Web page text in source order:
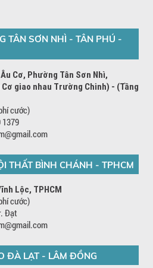
TÂN SƠN NHÌ - TÂN PHÚ -
Cơ, Phường Tân Sơn Nhì,
Cơ giao nhau Trường Chinh) - (Tầng
cước)
1379
THẤT BÌNH CHÁNH - TPHCM
Lộc, TPHCM
cước)
Đạt
ĐÀ LẠT - LÂM ĐỒNG